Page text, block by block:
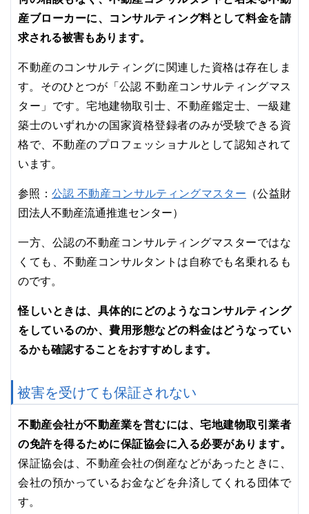
産ブローカーに、コンサルティング料として料金を請
求される被害もあります。
不動産のコンサルティングに関連した資格は存在しま
す。そのひとつが「公認 不動産コンサルティングマス
ター」です。宅地建物取引士、不動産鑑定士、一級建
築士のいずれかの国家資格登録者のみが受験できる資
格で、不動産のプロフェッショナルとして認知されて
います。
参照： 公認 不動産コンサルティングマスター （公益財
団法人不動産流通推進センター）
一方、公認の不動産コンサルティングマスターではな
くても、不動産コンサルタントは自称でも名乗れるも
のです。
怪しいときは、具体的にどのようなコンサルティング
をしているのか、費用形態などの料金はどうなってい
るかも確認することをおすすめします。
被害を受けても保証されない
不動産会社が不動産業を営むには、宅地建物取引業者
の免許を得るために保証協会に入る必要があります。
保証協会は、不動産会社の倒産などがあったときに、
会社の預かっているお金などを弁済してくれる団体で
す。